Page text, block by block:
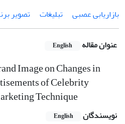
بازاریابی عصبی
تبلیغات تصویر
عنوان مقاله English
Image on Changes in
of Celebrity
Technique
نویسندگان English